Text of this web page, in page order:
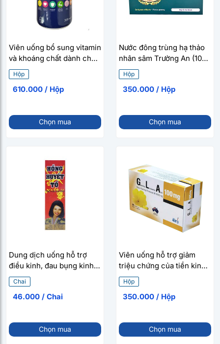
Viên uống bổ sung vitamin
và khoáng chất dành cho
nam One A Day Men’s
Complete Multivitamin
(300 viên/hộp)
Hộp
610.000 / Hộp
Chọn mua
Nước đông trùng hạ thảo
nhân sâm Trường An (10
chai/hộp)
Hộp
350.000 / Hộp
Chọn mua
Dung dịch uống hỗ trợ
điều kinh, đau bụng kinh
Hồng Huyết Tố (250ml)
Chai
46.000 / Chai
Chọn mua
Viên uống hỗ trợ giảm
triệu chứng của tiền kinh
nguyệt GLA 100mg (30
viên/hộp)
Hộp
350.000 / Hộp
Chọn mua